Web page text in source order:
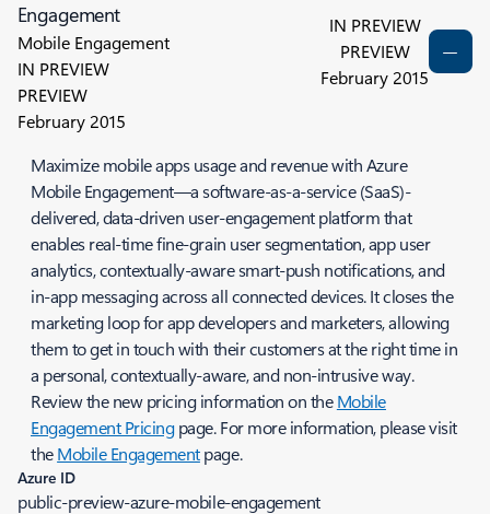
Engagement
Mobile Engagement
IN PREVIEW
PREVIEW
February 2015
IN PREVIEW
PREVIEW
February 2015
Maximize mobile apps usage and revenue with Azure
Mobile Engagement—a software-as-a-service (SaaS)-
delivered, data-driven user-engagement platform that
enables real-time fine-grain user segmentation, app user
analytics, contextually-aware smart-push notifications, and
in-app messaging across all connected devices. It closes the
marketing loop for app developers and marketers, allowing
them to get in touch with their customers at the right time in
a personal, contextually-aware, and non-intrusive way.
Review the new pricing information on theMobile
Engagement Pricingpage. For more information, please visit
theMobile Engagementpage.
Azure ID
public-preview-azure-mobile-engagement